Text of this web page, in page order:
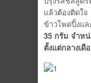
แล้วต้องติดใจ
ข้าวโพดปิ้งแล
35 กรัม จำห
ตั้งแต่กลางเ